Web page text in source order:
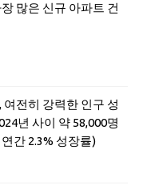
많은 신규 아파트 건
여전히 강력한 인구 성
년 사이 약 58,000명
간 2.3% 성장률)